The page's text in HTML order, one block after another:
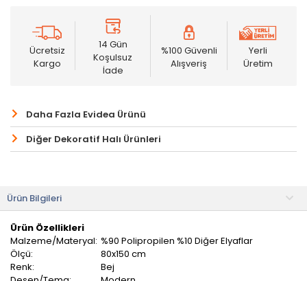
Ücretsiz
Kargo
14 Gün
Koşulsuz
İade
%100 Güvenli
Alışveriş
Yerli
Üretim
Daha Fazla Evidea Ürünü
Diğer Dekoratif Halı Ürünleri
Ürün Bilgileri
Ürün Özellikleri
Malzeme/Materyal: %90 Polipropilen %10 Diğer Elyaflar
Ölçü:
80x150 cm
Renk:
Bej